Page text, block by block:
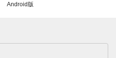
Android版